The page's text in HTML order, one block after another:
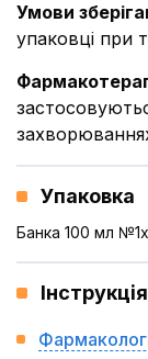
Умови
упаковці при
Упаковка
Банка 100 мл
Інструкція